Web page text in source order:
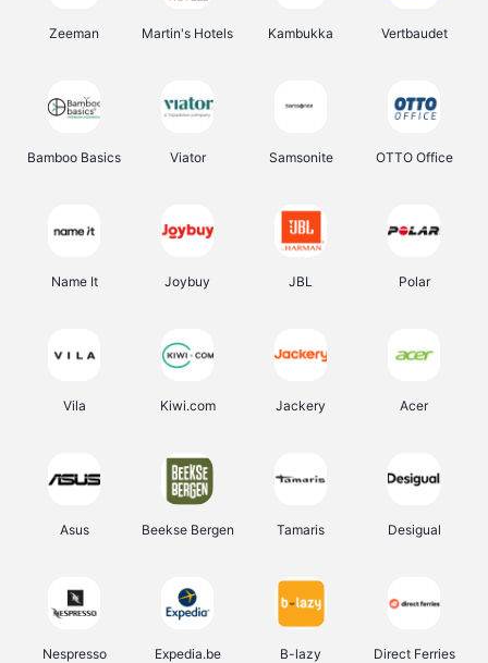
Zeeman Martin's Hotels Kambukka Vertbaudet
Bamboo Basics Viator Samsonite OTTO Office
Name It Joybuy JBL Polar
Vila Kiwi.com Jackery Acer
Asus Beekse Bergen Tamaris Desigual
Nespresso Expedia.be B-lazy Direct Ferries